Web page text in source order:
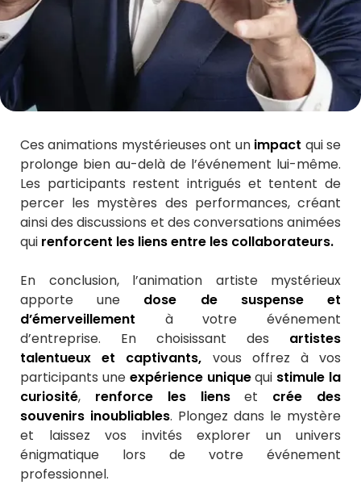
Ces animations mystérieuses ont un impact qui se
prolonge bien au-delà de l’événement lui-même.
Les participants restent intrigués et tentent de
percer les mystères des performances, créant
ainsi des discussions et des conversations animées
qui renforcent les liens entre les collaborateurs.
En conclusion, l’animation artiste mystérieux
apporte une dose de suspense et
d’émerveillement à votre événement
d’entreprise. En choisissant des artistes
talentueux et captivants, vous offrez à vos
participants uneexpérience uniquequi stimule la
curiosité, renforce les lienset crée des
souvenirs inoubliables. Plongez dans le mystère
et laissez vos invités explorer un univers
énigmatique lors de votre événement
professionnel.